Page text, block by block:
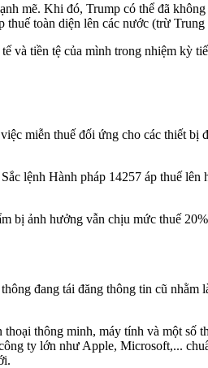
mẽ. Khi đó, Trump có thể đã
toàn diện lên các nước (trừ Trung
và tiền tệ của mình trong nhiệm kỳ
miễn thuế đối ứng cho các thiết bị
lệnh Hành pháp 14257 áp thuế
bị ảnh hưởng vẫn chịu mức thuế
đang tái đăng thông tin cũ nhằm
thông minh, máy tính và một số
ty lớn như Apple, Microsoft,...